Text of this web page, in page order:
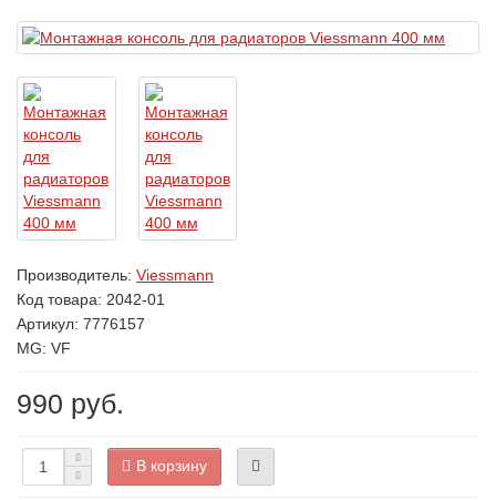
Производитель: Viessmann
Код товара: 2042-01
Артикул: 7776157
MG: VF
990 руб.
В корзину